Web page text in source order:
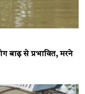
बाढ़ से प्रभावित, मरने